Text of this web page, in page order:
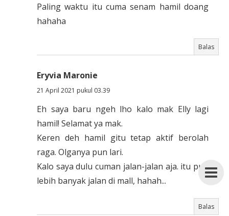
Paling waktu itu cuma senam hamil doang
hahaha
Balas
Eryvia Maronie
21 April 2021 pukul 03.39
Eh saya baru ngeh lho kalo mak Elly lagi
hamil! Selamat ya mak.
Keren deh hamil gitu tetap aktif berolah
raga. Olganya pun lari.
Kalo saya dulu cuman jalan-jalan aja. itu pun
lebih banyak jalan di mall, hahah...
Balas